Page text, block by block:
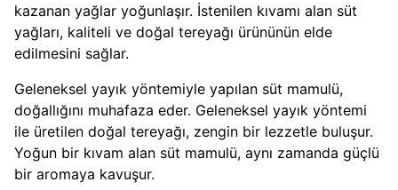
kazanan yağlar yoğunlaşır. İstenilen kıvamı alan süt
yağları, kaliteli ve doğal tereyağı ürününün elde
edilmesini sağlar.
Geleneksel yayık yöntemiyle yapılan süt mamulü,
doğallığını muhafaza eder. Geleneksel yayık yöntemi
ile üretilen doğal tereyağı, zengin bir lezzetle buluşur.
Yoğun bir kıvam alan süt mamulü, aynı zamanda güçlü
bir aromaya kavuşur.